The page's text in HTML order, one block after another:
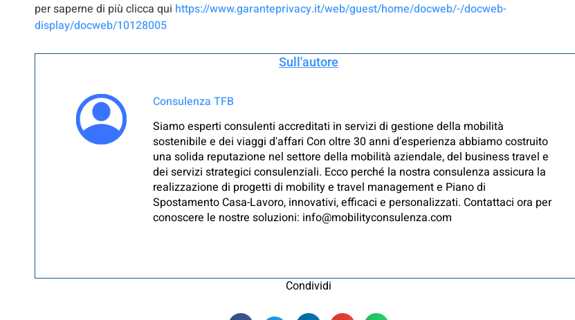
per saperne di più clicca qui https://www.garanteprivacy.it/web/guest/home/docweb/-/docweb-
display/docweb/10128005
Sull'autore
Consulenza TFB
Siamo esperti consulenti accreditati in servizi di gestione della mobilità
sostenibile e dei viaggi d'affari Con oltre 30 anni d’esperienza abbiamo costruito
una solida reputazione nel settore della mobilità aziendale, del business travel e
dei servizi strategici consulenziali. Ecco perché la nostra consulenza assicura la
realizzazione di progetti di mobility e travel management e Piano di
Spostamento Casa-Lavoro, innovativi, efficaci e personalizzati. Contattaci ora per
conoscere le nostre soluzioni: info@mobilityconsulenza.com
Condividi